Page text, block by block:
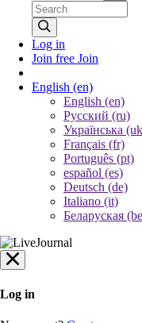
Log in
Join free Join
English (en)
English (en)
Русский (ru)
Українська
Français (fr)
Português (pt)
español (es)
Deutsch (de)
Italiano (it)
Беларуская
Log in